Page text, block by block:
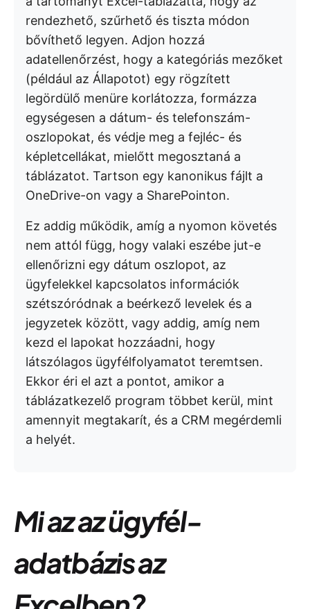
rendezhető, szűrhető és tiszta módon
bővíthető legyen. Adjon hozzá
adatellenőrzést, hogy a kategóriás mezőket
(például az Állapotot) egy rögzített
legördülő menüre korlátozza, formázza
egységesen a dátum- és telefonszám-
oszlopokat, és védje meg a fejléc- és
képletcellákat, mielőtt megosztaná a
táblázatot. Tartson egy kanonikus fájlt a
OneDrive-on vagy a SharePointon.
Ez addig működik, amíg a nyomon követés
nem attól függ, hogy valaki eszébe jut-e
ellenőrizni egy dátum oszlopot, az
ügyfelekkel kapcsolatos információk
szétszóródnak a beérkező levelek és a
jegyzetek között, vagy addig, amíg nem
kezd el lapokat hozzáadni, hogy
látszólagos ügyfélfolyamatot teremtsen.
Ekkor éri el azt a pontot, amikor a
táblázatkezelő program többet kerül, mint
amennyit megtakarít, és a CRM megérdemli
a helyét.
Mi az az ügyfél-
adatbázis az